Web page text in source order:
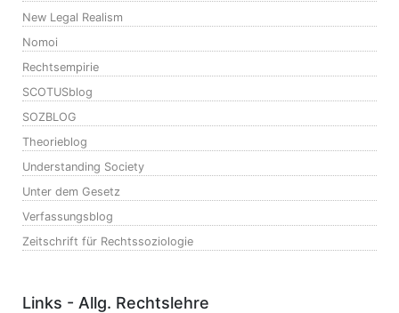
New Legal Realism
Nomoi
Rechtsempirie
SCOTUSblog
SOZBLOG
Theorieblog
Understanding Society
Unter dem Gesetz
Verfassungsblog
Zeitschrift für Rechtssoziologie
Links - Allg. Rechtslehre